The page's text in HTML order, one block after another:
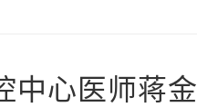
中心医师蒋